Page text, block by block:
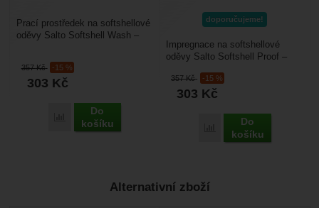
357Kč -15 %
303 Kč
Porovnat
Do
košíku
Prací prostředek na softshellové
oděvy Salto Softshell Wash –
s membránou i bez...
doporučujeme!
357Kč -15 %
303 Kč
Porovnat
Do
košíku
Impregnace na softshellové
oděvy Salto Softshell Proof –
softshellové oděvy....
Alternativní zboží